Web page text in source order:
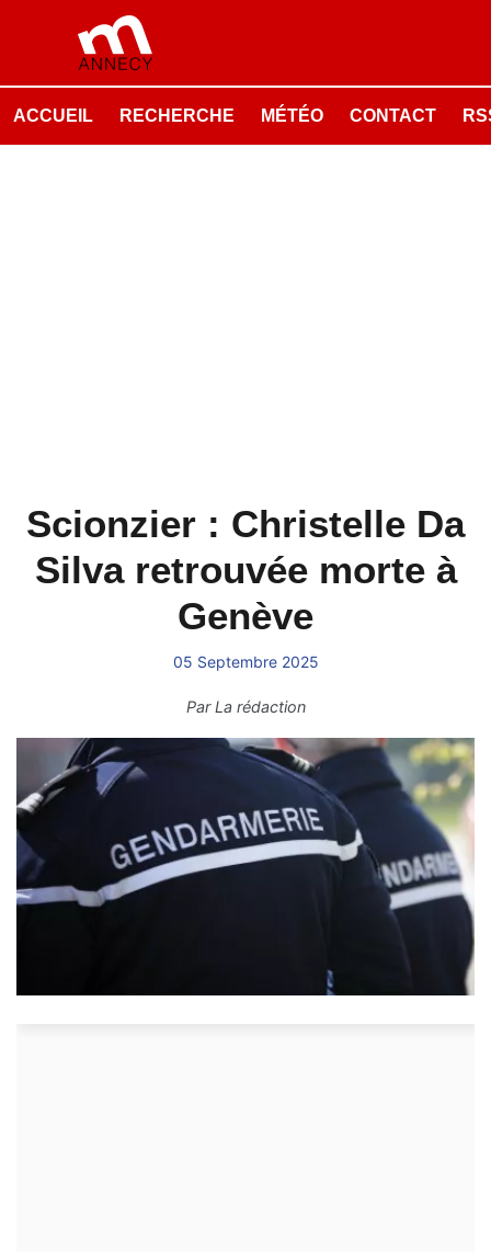
ACCUEIL RECHERCHE MÉTÉO CONTACT
Scionzier : Christelle Da
Silva retrouvée morte à
Genève
05 Septembre 2025
ParLa rédaction